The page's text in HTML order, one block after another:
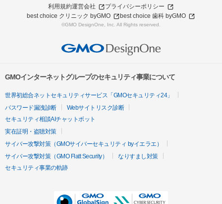
利用規約運営会社
プライバシーポリシー
best choice クリニック byGMO
best choice 歯科 byGMO
©GMO DesignOne, Inc. All Rights reserved.
GMOインターネットグループのセキュリティ事業について
世界初総合ネットセキュリティサービス「GMOセキュリティ24」
パスワード漏洩診断
Webサイトリスク診断
セキュリティ相談AIチャットボット
実在証明・盗聴対策
サイバー攻撃対策（GMOサイバーセキュリティ byイエラエ）
サイバー攻撃対策（GMO Flatt Security）
なりすまし対策
セキュリティ事業の軌跡